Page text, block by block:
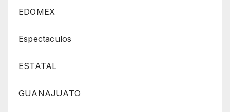
EDOMEX
Espectaculos
ESTATAL
GUANAJUATO